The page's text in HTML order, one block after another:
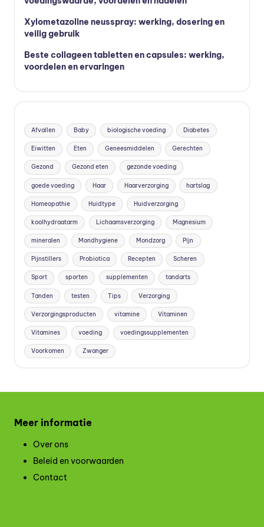
Xylometazoline neusspray: werking, dosering en
veilig gebruik
Beste collageen tabletten en capsules: werking,
voordelen en ervaringen
Afvallen Baby biologische voeding Diabetes
Eiwitten Eten Geneesmiddelen Gerechten
Gezond Gezond eten gezonde voeding
goede voeding Haar Haarverzorging hartslag
Homeopathie Huidtype Huidverzorging
koolhydraatarm Lichaamsverzorging Magnesium
mineralen Mondhygiene Mondzorg Pijn
Pijnstillers Probiotica Recepten Scheren
Sport sporten supplementen tandarts
Tanden testen Tips Verzorging
Verzorgingsproducten vitamine Vitaminen
Vitamines voeding voedingssupplementen
Voorkomen Zwanger
Meer informatie
Over ons
Beleid en voorwaarden
Contact